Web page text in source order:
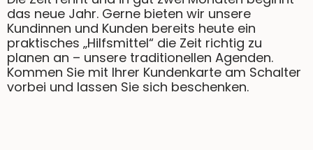
das neue Jahr. Gerne bieten wir unsere
Kundinnen und Kunden bereits heute ein
praktisches „Hilfsmittel“ die Zeit richtig zu
planen an – unsere traditionellen Agenden.
Kommen Sie mit Ihrer Kundenkarte am Schalter
vorbei und lassen Sie sich beschenken.